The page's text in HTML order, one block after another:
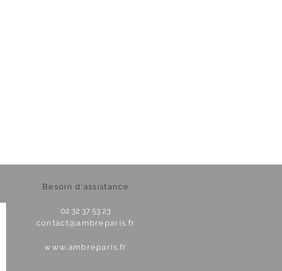
Besoin d'assistance
02 32 37 53 23
contact@ambreparis.fr
www.ambreparis.fr